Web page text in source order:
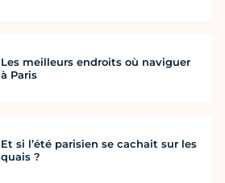
Les meilleurs endroits où naviguer
à Paris
Et si l’été parisien se cachait sur les
quais ?